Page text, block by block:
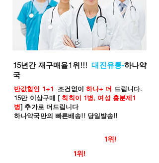
15년간 재구매율1위!!!대진유통-하나약
국
반값할인 1+1 조건없이 하나+ 더 드립니다.
15만 이상구매 [ 칙칙이 1병, 여성 흥분제1
병] 추가로 더드립니다
하나약국만의 빠른배송!! 당일발송!!
1위!
1위!